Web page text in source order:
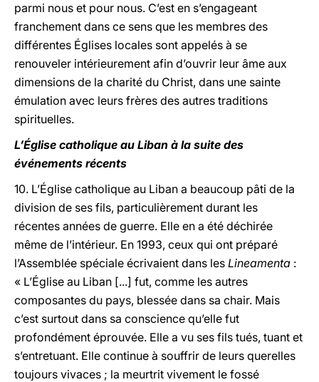
parmi nous et pour nous. C’est en s’engageant
franchement dans ce sens que les membres des
différentes Églises locales sont appelés à se
renouveler intérieurement afin d’ouvrir leur âme aux
dimensions de la charité du Christ, dans une sainte
émulation avec leurs frères des autres traditions
spirituelles.
L’Église catholique au Liban à la suite des
événements récents
10. L’Église catholique au Liban a beaucoup pâti de la
division de ses fils, particulièrement durant les
récentes années de guerre. Elle en a été déchirée
même de l’intérieur. En 1993, ceux qui ont préparé
l’Assemblée spéciale écrivaient dans les Lineamenta :
« L’Église au Liban [...] fut, comme les autres
composantes du pays, blessée dans sa chair. Mais
c’est surtout dans sa conscience qu’elle fut
profondément éprouvée. Elle a vu ses fils tués, tuant et
s’entretuant. Elle continue à souffrir de leurs querelles
toujours vivaces ; la meurtrit vivement le fossé